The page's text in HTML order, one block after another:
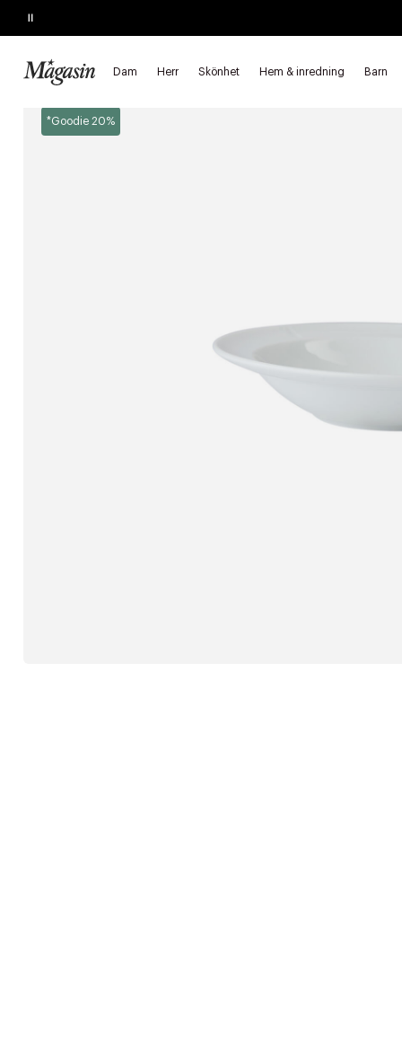
Pause
Dam Herr Skönhet Hem & inredning Barn
SLUTAR IKVÄLL
Startsida Hem & inredning Bordsdukning Tallrikar
*Goodie 20%